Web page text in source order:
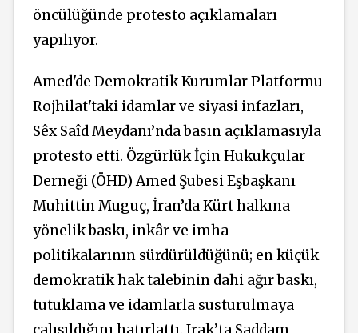
öncülüğünde protesto açıklamaları
yapılıyor.
Amed'de Demokratik Kurumlar Platformu
Rojhilat'taki idamlar ve siyasi infazları,
Sêx Saîd Meydanı’nda basın açıklamasıyla
protesto etti. Özgürlük İçin Hukukçular
Derneği (ÖHD) Amed Şubesi Eşbaşkanı
Muhittin Muguç, İran’da Kürt halkına
yönelik baskı, inkâr ve imha
politikalarının sürdürüldüğünü; en küçük
demokratik hak talebinin dahi ağır baskı,
tutuklama ve idamlarla susturulmaya